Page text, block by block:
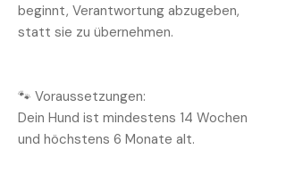
beginnt, Verantwortung abzugeben,
statt sie zu übernehmen.
🐾 Voraussetzungen:
Dein Hund ist mindestens 14 Wochen
und höchstens 6 Monate alt.